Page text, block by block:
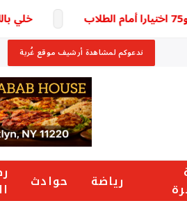
خلي
ندعوكم لمشاهدة أرشيف موقع غُربة
رياضة حوادث